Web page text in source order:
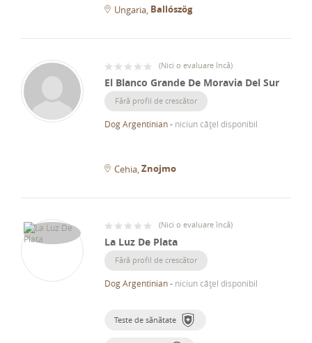
Ungaria Ballószög
(Nici o evaluare încă)
El Blanco Grande De Moravia Del Sur
Fără profil de crescător
Dog Argentinian- niciun cățel disponibil
Cehia Znojmo
(Nici o evaluare încă)
La Luz De Plata
Fără profil de crescător
Dog Argentinian- niciun cățel disponibil
Teste de sănătate